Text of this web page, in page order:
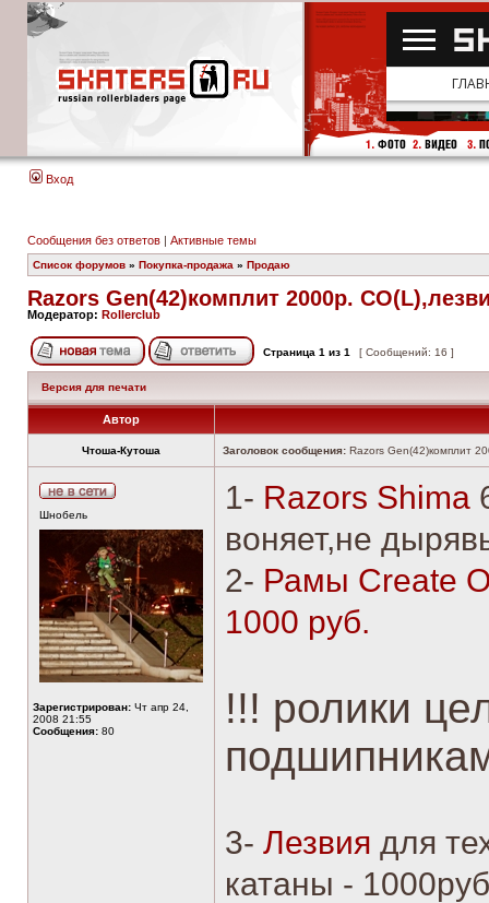
Вход
Сообщения без ответов | Активные темы
Список форумов » Покупка-продажа » Продаю
Razors Gen(42)комплит 2000р.
Модератор: Rollerclub
Страница 1 из 1 [ Сообщений: 16 ]
Версия для печати
Автор
Чтоша-Кутоша Заголовок сообщения: Razors Gen(42)комплит
Шнобель
Зарегистрирован: Чт апр 24,
2008 21:55
Сообщения: 80
1- Razors Shima
воняет,не
2- Рамы Create
1000 руб.
!!! ролики
3- Лезвия для
катаны -